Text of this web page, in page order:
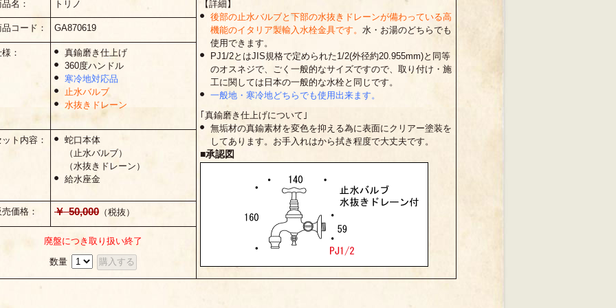
名： トリノ
【詳細】
後部の止水バルブと下部の水抜きドレーンが備わっている高
機能のイタリア製輸入水栓金具です。 水・お湯のどちらでも
使用できます。
PJ1/2とはJIS規格で定められた1/2(外径約20.955mm)と同等
のオスネジで、ごく一般的なサイズですので、取り付け・施
工に関しては日本の一般的な水栓と同じです。
一般地・寒冷地どちらでも使用出来ます。
｢真鍮磨き仕上げについて｣
無垢材の真鍮素材を変色を抑える為に表面にクリアー塗装を
してあります。お手入れはから拭き程度で大丈夫です。
■承認図
コード： GA870619
：
真鍮磨き仕上げ
360度ハンドル
寒冷地対応品
止水バルブ
水抜きドレーン
ト内容：
蛇口本体
（止水バルブ）
（水抜きドレーン）
給水座金
価格： ￥ 50,000 （税抜）
廃盤につき取り扱い終了
数量